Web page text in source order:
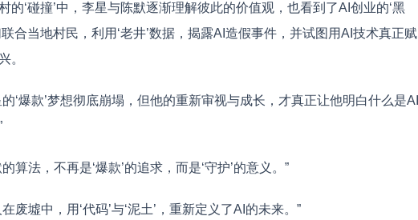
的‘碰撞’中，李星与陈默逐渐理解彼此的价值观，也看到了AI创业的‘黑
联合当地村民，利用‘老井’数据，揭露AI造假事件，并试图用AI技术真正赋
。
的‘爆款’梦想彻底崩塌，但他的重新审视与成长，才真正让他明白什么是AI
的算法，不再是‘爆款’的追求，而是‘守护’的意义。”
在废墟中，用‘代码’与‘泥土’，重新定义了AI的未来。”